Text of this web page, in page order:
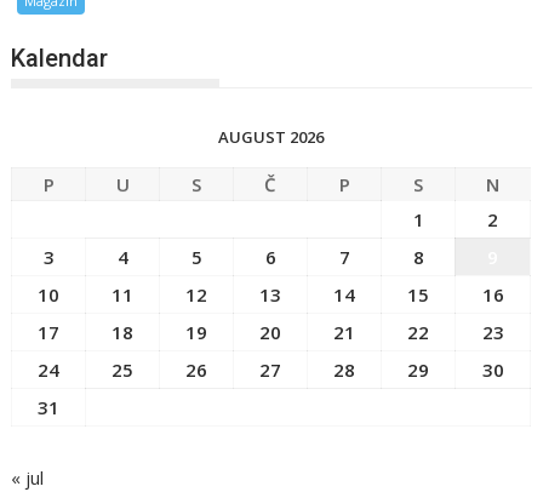
Kalendar
AUGUST 2026
P U S Č P S
N
1
2
3
4 5 6 7 8
10
11 12 13 14 15
16
17
18 19 20 21 22
23
24
25 26 27 28 29
30
31
« jul